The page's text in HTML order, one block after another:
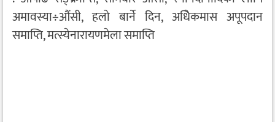
अमावस्या÷औंसी, हलो बार्ने दिन, अधिेकमास अपूपदान
समाप्ति, मत्स्येनारायणमेला समाप्ति